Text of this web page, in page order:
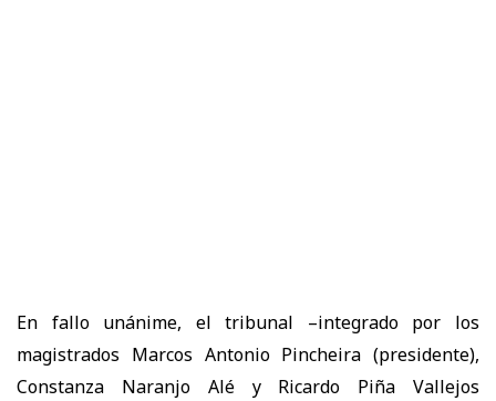
En fallo unánime, el tribunal –integrado por los
magistrados Marcos Antonio Pincheira (presidente),
Constanza Naranjo Alé y Ricardo Piña Vallejos